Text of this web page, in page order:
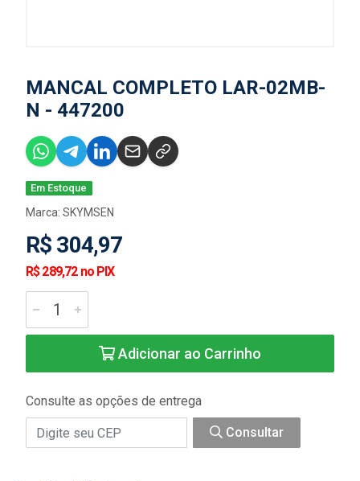
MANCAL COMPLETO LAR-02MB-
N - 447200
Em Estoque
Marca: SKYMSEN
R$ 304,97
R$ 289,72 no PIX
Adicionar ao Carrinho
Consulte as opções de entrega
Consultar